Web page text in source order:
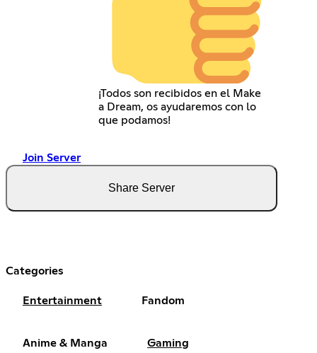
¡Todos son recibidos en el Make
a Dream, os ayudaremos con lo
que podamos!
Join Server
Share Server
Categories
Entertainment Fandom
Anime & Manga Gaming